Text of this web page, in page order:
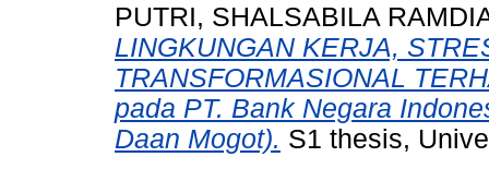
PUTRI, SHALSABILA
LINGKUNGAN KERJA,
TRANSFORMASIONAL
pada PT. Bank Negara
Daan Mogot). S1 thesis,